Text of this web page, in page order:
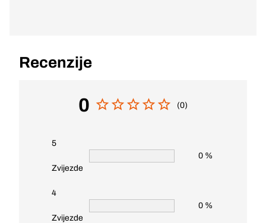
Recenzije
0 (0)
5
Zvijezde
0 %
4
Zvijezde
0 %